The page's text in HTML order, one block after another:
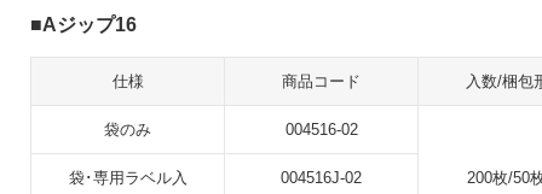
Aジップ16
仕様 商品コード 入数/梱包
袋のみ 004516-02
200枚/50
袋･専用ラベル入 004516J-02